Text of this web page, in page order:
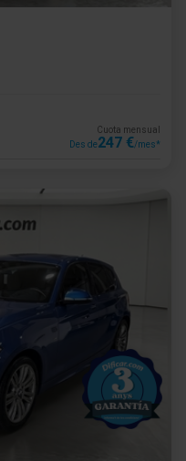
Cuota mensual
Des de247 €/mes*